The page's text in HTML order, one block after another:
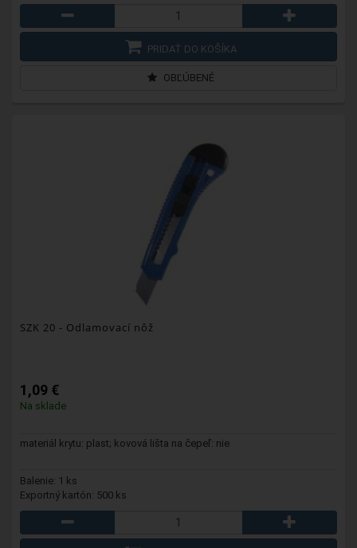
PRIDAŤ DO KOŠÍKA
OBĽÚBENÉ
SZK 20 - Odlamovací nôž
1,09 €
Na sklade
materiál krytu: plast; kovová lišta na čepeľ: nie
Balenie: 1 ks
Exportný kartón: 500 ks